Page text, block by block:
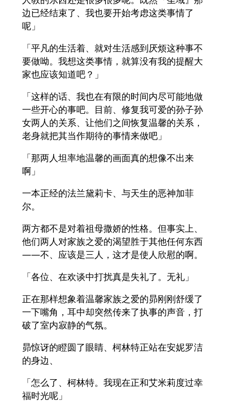
边已经结束了、我也要开始考虑这类事情了
呢」
「平凡的生活着、就对生活感到厌烦这种事不
要做呦。我想这类事情，就算没有我的提醒大
家也应该知道吧？」
「这样的话、我也在有限的时间内尽可能地做
一些开心的事吧。目前、修复我可爱的孙子孙
女两人的关系、让他们之间恢复温馨的关系，
老身就把其当作期待的事情来做吧」
「那两人坦率地温馨的画面真的想像不出来
啊」
一本正经的法兰黛莉卡、与天生的恶神加菲
尔。
两方都不是对着祖母撒娇的性格。但事实上、
他们两人对家族之爱的渴望胜于其他任何东西
――不、应该是三人，这才是使人欣慰的啊。
「各位、在欢谈中打扰真是失礼了。无礼」
正在那样想象着温馨家族之爱的昴刚刚舒缓了
一下嘴角，耳中却突然传来了执事的声音，打
破了室内寂静的气氛。
昴惊讶的瞪圆了眼睛、柯林特正站在安妮罗洁
的身边、
「怎么了、柯林特。我现在正和艾米莉度过幸
福时光呢」